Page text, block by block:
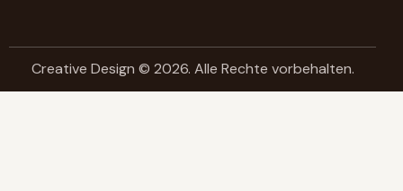
Creative Design © 2026. Alle Rechte vorbehalten.